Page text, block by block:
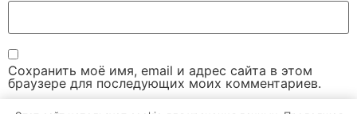
Сохранить моё имя, email и адрес сайта в этом
браузере для последующих моих комментариев.